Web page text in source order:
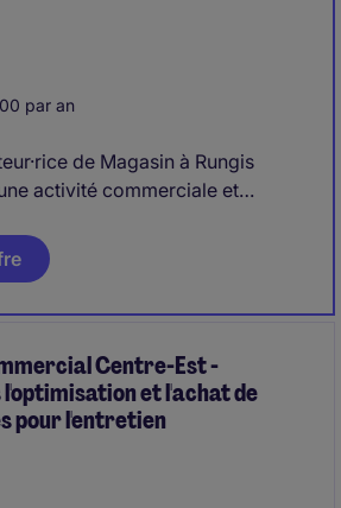
par an
de Magasin à Rungis
activité commerciale et
Magasin contribue au
ventes et à la structuration de
Centre-Est -
et l'achat de
pour l'entretien